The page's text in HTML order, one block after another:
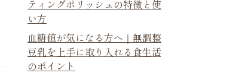
ティングポリッシュの特徴と使
い方
血糖値が気になる方へ｜無調整
豆乳を上手に取り入れる食生活
のポイント